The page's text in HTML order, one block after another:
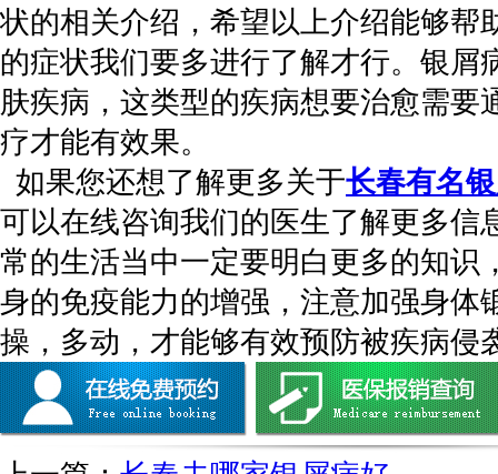
状的相关介绍，希望以上介绍能够帮
的症状我们要多进行了解才行。银屑
肤疾病，这类型的疾病想要治愈需要
疗才能有效果。
如果您还想了解更多关于长春有名
可以在线咨询我们的医生了解更多信
常的生活当中一定要明白更多的知识
身的免疫能力的增强，注意加强身体
操，多动，才能够有效预防被疾病侵